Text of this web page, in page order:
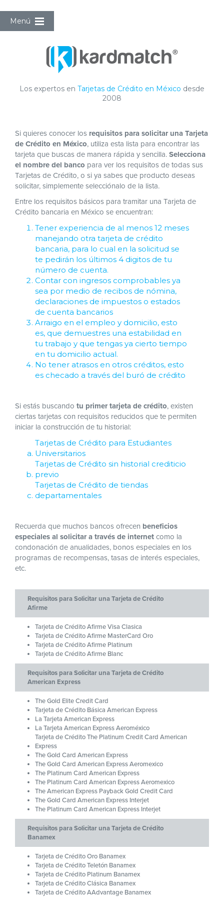
Menú
Los expertos en Tarjetas de Crédito en México desde
2008
Si quieres conocer los requisitos para solicitar una Tarjeta
de Crédito en México, utiliza esta lista para encontrar las
tarjeta que buscas de manera rápida y sencilla. Selecciona
el nombre del banco para ver los requisitos de todas sus
Tarjetas de Crédito, o si ya sabes que producto deseas
solicitar, simplemente selecciónalo de la lista.
Entre los requisitos básicos para tramitar una Tarjeta de
Crédito bancaria en México se encuentran:
Tener experiencia de al menos 12 meses
manejando otra tarjeta de crédito
bancaria, para lo cual en la solicitud se
te pedirán los últimos 4 digitos de tu
número de cuenta.
Contar con ingresos comprobables ya
sea por medio de recibos de nómina,
declaraciones de impuestos o estados
de cuenta bancarios
Arraigo en el empleo y domicilio, esto
es, que demuestres una estabilidad en
tu trabajo y que tengas ya cierto tiempo
en tu domicilio actual.
No tener atrasos en otros créditos, esto
es checado a través del buró de crédito
Si estás buscando tu primer tarjeta de crédito, existen
ciertas tarjetas con requisitos reducidos que te permiten
iniciar la construcción de tu historial:
Tarjetas de Crédito para Estudiantes
Universitarios
Tarjetas de Crédito sin historial crediticio
previo
Tarjetas de Crédito de tiendas
departamentales
Recuerda que muchos bancos ofrecen beneficios
especiales al solicitar a través de internet como la
condonación de anualidades, bonos especiales en los
programas de recompensas, tasas de interés especiales,
etc.
Requisitos para Solicitar una Tarjeta de Crédito
Afirme
Tarjeta de Crédito Afirme Visa Clasica
Tarjeta de Crédito Afirme MasterCard Oro
Tarjeta de Crédito Afirme Platinum
Tarjeta de Crédito Afirme Blanc
Requisitos para Solicitar una Tarjeta de Crédito
American Express
The Gold Elite Credit Card
Tarjeta de Crédito Básica American Express
La Tarjeta American Express
La Tarjeta American Express Aeroméxico
Tarjeta de Crédito The Platinum Credit Card American
Express
The Gold Card American Express
The Gold Card American Express Aeromexico
The Platinum Card American Express
The Platinum Card American Express Aeromexico
The American Express Payback Gold Credit Card
The Gold Card American Express Interjet
The Platinum Card American Express Interjet
Requisitos para Solicitar una Tarjeta de Crédito
Banamex
Tarjeta de Crédito Oro Banamex
Tarjeta de Crédito Teletón Banamex
Tarjeta de Crédito Platinum Banamex
Tarjeta de Crédito Clásica Banamex
Tarjeta de Crédito AAdvantage Banamex